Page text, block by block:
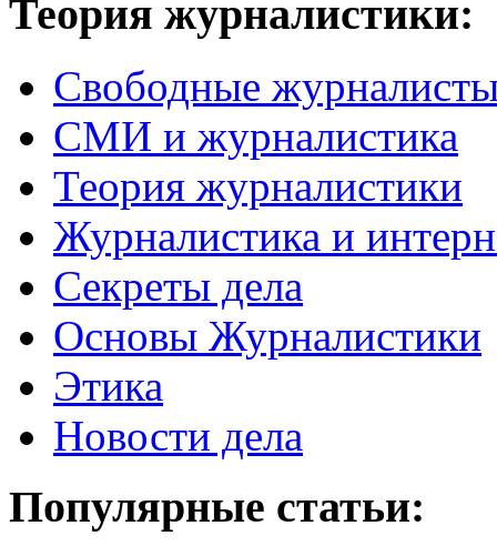
Теория журналистики:
Свободные
СМИ и журналистика
Теория журналистики
Журналистика и
Секреты дела
Основы Журналистики
Этика
Новости дела
Популярные статьи: